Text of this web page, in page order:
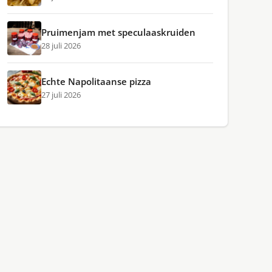
Pruimenjam met speculaaskruiden
28 juli 2026
Echte Napolitaanse pizza
27 juli 2026